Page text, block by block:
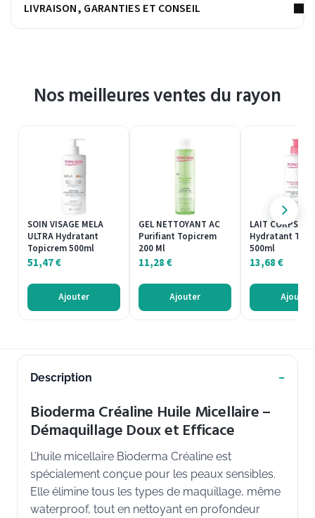
LIVRAISON, GARANTIES ET CONSEIL
Nos meilleures ventes du rayon
SOIN VISAGE MELA
ULTRA Hydratant
Topicrem 500ml
51,47€
Ajouter
GEL NETTOYANT AC
Purifiant Topicrem
200 Ml
11,28€
Ajouter
LAIT CORPS
Hydratant
500ml
13,68€
Ajouter
Description
Bioderma Créaline Huile Micellaire –
Démaquillage Doux et Efficace
L’huile micellaire Bioderma Créaline est
spécialement conçue pour les peaux sensibles.
Elle élimine tous les types de maquillage, même
waterproof, tout en nettoyant en profondeur